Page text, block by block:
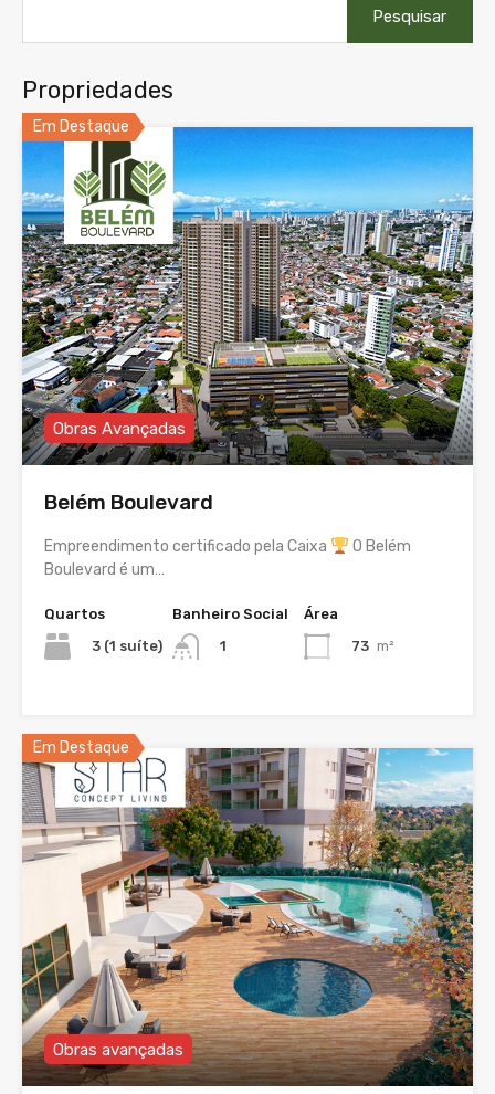
por:
Propriedades
Em Destaque
Obras Avançadas
Belém Boulevard
Empreendimento certificado pela Caixa
O Belém
Boulevard é um…
Quartos
3 (1 suíte)
Banheiro Social
1
Área
73 m²
Em Destaque
Obras avançadas